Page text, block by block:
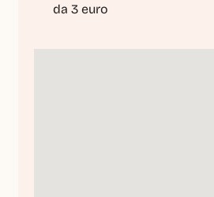
da 3 euro